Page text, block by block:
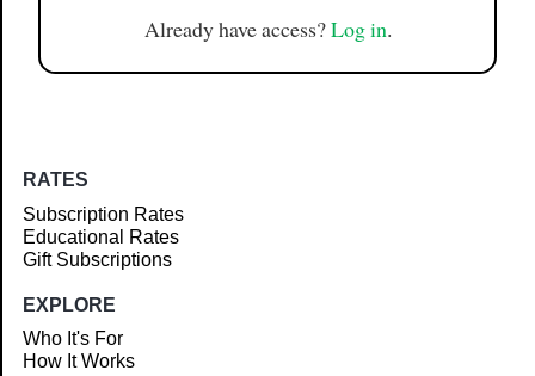
Already have access?Log in.
RATES
Subscription Rates
Educational Rates
Gift Subscriptions
EXPLORE
Who It's For
How It Works